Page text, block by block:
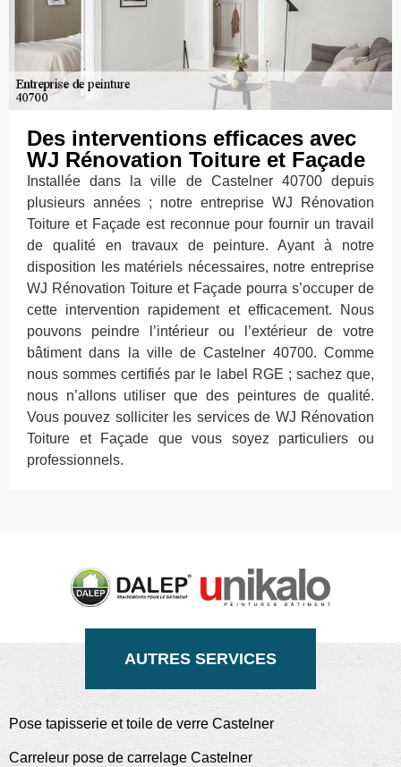
Des interventions efficaces avec
WJ Rénovation Toiture et Façade
Installée dans la ville de Castelner 40700 depuis
plusieurs années ; notre entreprise WJ Rénovation
Toiture et Façade est reconnue pour fournir un travail
de qualité en travaux de peinture. Ayant à notre
disposition les matériels nécessaires, notre entreprise
WJ Rénovation Toiture et Façade pourra s’occuper de
cette intervention rapidement et efficacement. Nous
pouvons peindre l’intérieur ou l’extérieur de votre
bâtiment dans la ville de Castelner 40700. Comme
nous sommes certifiés par le label RGE ; sachez que,
nous n’allons utiliser que des peintures de qualité.
Vous pouvez solliciter les services de WJ Rénovation
Toiture et Façade que vous soyez particuliers ou
professionnels.
AUTRES SERVICES
Pose tapisserie et toile de verre Castelner
Carreleur pose de carrelage Castelner